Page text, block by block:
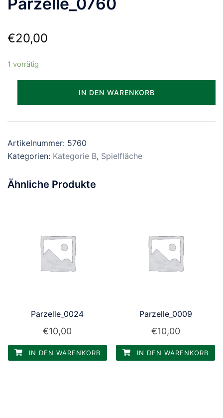
€20,00
1 vorrätig
IN DEN WARENKORB
Artikelnummer: 5760
Kategorien: Kategorie B, Spielfläche
Ähnliche Produkte
Parzelle_0024
€10,00
IN DEN WARENKORB
Parzelle_0009
€10,00
IN DEN WARENKORB